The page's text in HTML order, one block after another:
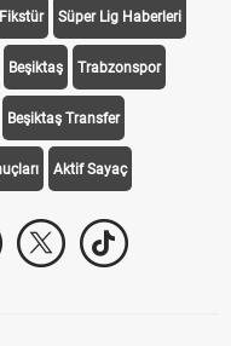
Süper Lig Haberleri
Beşiktaş Trabzonspor
Beşiktaş Transfer
Aktif Sayaç